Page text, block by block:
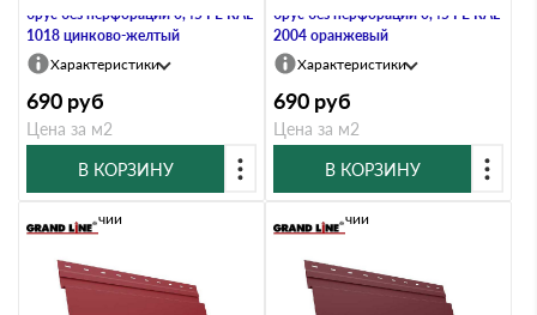
брус без перфорации 0,45 PE RAL
1018 цинково-желтый
Характеристики
690 руб
Цена за м2
В КОРЗИНУ
брус без перфорации 0,45 PE RAL
2004 оранжевый
Характеристики
690 руб
Цена за м2
В КОРЗИНУ
В наличии В наличии